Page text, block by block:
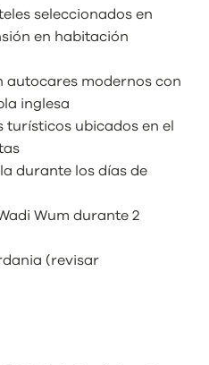
seleccionados en
en habitación
autocares modernos con
inglesa
turísticos ubicados en el
durante los días de
Wum durante 2
(revisar